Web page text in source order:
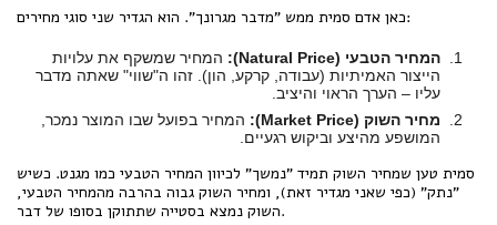
כאן אדם סמית ממש "מדבר מגרונך". הוא הגדיר שני סוגי מחירים:
המחיר הטבעי (Natural Price):
המחיר שמשקף את עלויות
הייצור האמיתיות (עבודה, קרקע, הון). זהו ה"שווי" שאתה מדבר
עליו – הערך הראוי והיציב.
מחיר השוק (Market Price):
המחיר בפועל שבו המוצר נמכר,
המושפע מהיצע וביקוש רגעיים.
סמית טען שמחיר השוק תמיד "נמשך" לכיוון המחיר הטבעי כמו מגנט. כשיש
"נתק" (כפי שאני מגדיר זאת), ומחיר השוק גבוה בהרבה מהמחיר הטבעי,
השוק נמצא בסטייה שתתוקן בסופו של דבר.